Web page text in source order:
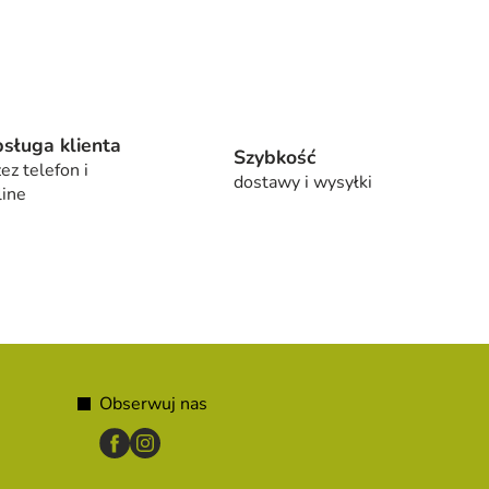
klienta
telefon i
Szybkość
dostawy i wysyłki
Obserwuj nas